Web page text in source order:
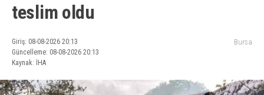
teslim oldu
Giriş: 08-08-2026 20:13
Güncelleme: 08-08-2026 20:13
Kaynak: İHA
Bursa